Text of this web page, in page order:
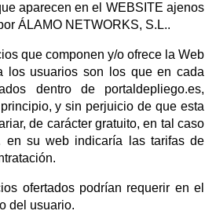
aparecen en el WEBSITE ajenos
ÁLAMO NETWORKS, S.L..
que componen y/o ofrece la Web
los usuarios son los que en cada
dentro de portaldepliego.es,
y sin perjuicio de que esta
de carácter gratuito, en tal caso
en su web indicaría las tarifas de
ofertados podrían requerir en el
del usuario.